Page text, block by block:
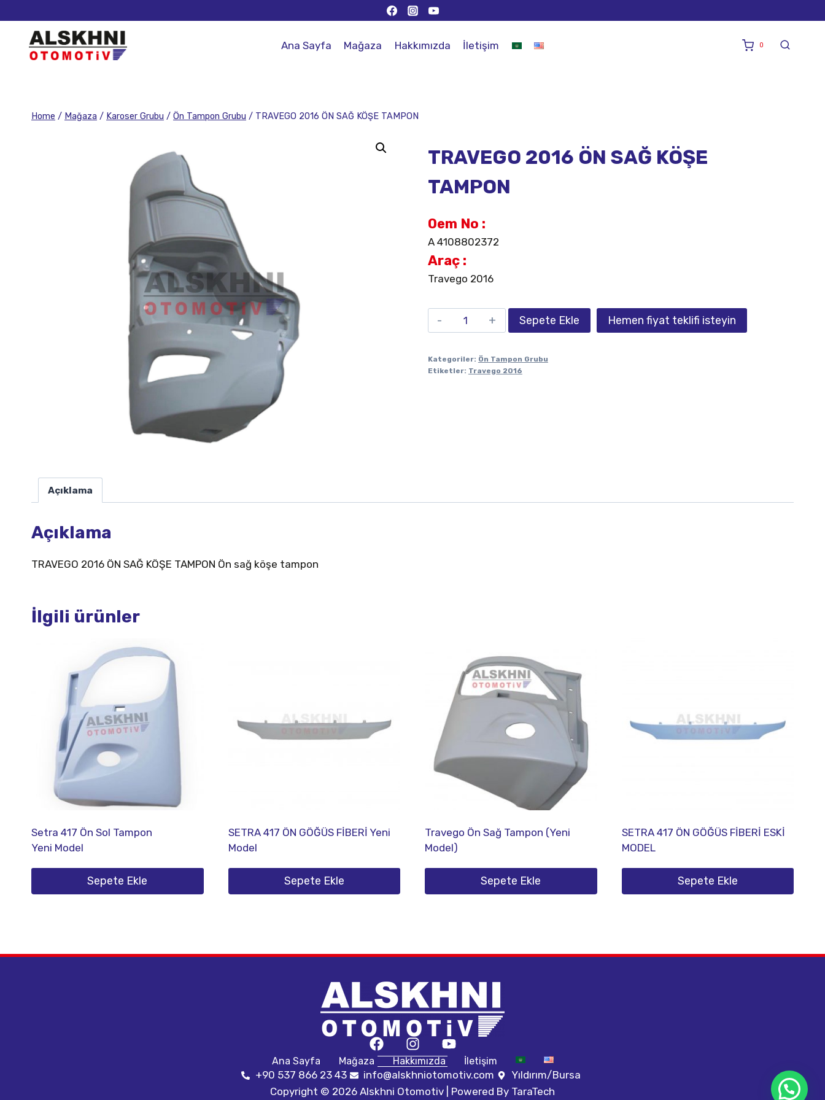
Ana Sayfa Mağaza Hakkımızda İletişim 0
Home / Mağaza / Karoser Grubu / Ön Tampon Grubu / TRAVEGO 2016 ÖN SAĞ KÖŞE TAMPON
TRAVEGO 2016 ÖN SAĞ KÖŞE
TAMPON
Oem No :
A 4108802372
Araç :
Travego 2016
Sepete Ekle Hemen fiyat teklifi isteyin
Kategoriler: Ön Tampon Grubu
Etiketler: Travego 2016
Açıklama
Açıklama
TRAVEGO 2016 ÖN SAĞ KÖŞE TAMPON Ön sağ köşe tampon
İlgili ürünler
Setra 417 Ön Sol Tampon
Yeni Model
Sepete Ekle
SETRA 417 ÖN GÖĞÜS FİBERİ Yeni
Model
Sepete Ekle
Travego Ön Sağ Tampon (Yeni
Model)
Sepete Ekle
SETRA 417 ÖN GÖĞÜS FİBERİ ESKİ
MODEL
Sepete Ekle
Ana Sayfa Mağaza Hakkımızda İletişim
+90 537 866 23 43 info@alskhniotomotiv.com
Yıldırım/Bursa
Copyright © 2026 Alskhni Otomotiv | Powered By TaraTech